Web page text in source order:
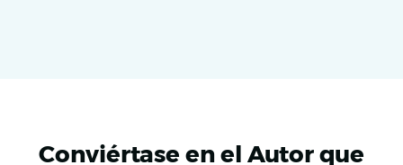
Conviértase en el Autor que